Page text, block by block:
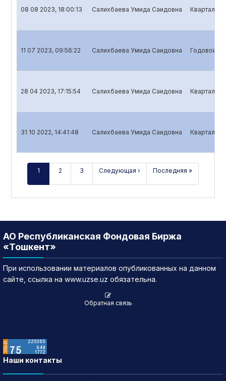
08 08 2023, 18:00:13 Салихбаева Умида Саидовна
11 07 2023, 09:56:22 Салихбаева Умида Саидовна Годовой
28 04 2023, 17:15:54 Салихбаева Умида Саидовна
31 10 2022, 14:41:48 Салихбаева Умида Саидовна
1 2 3 Следующая › Последняя »
АО Республиканская Фондовая Биржа
«Тошкент»
При использовании материалов опубликованных на данном
сайте, ссылка на www.uzse.uz обязательна.
Обратная связь
Наши контакты